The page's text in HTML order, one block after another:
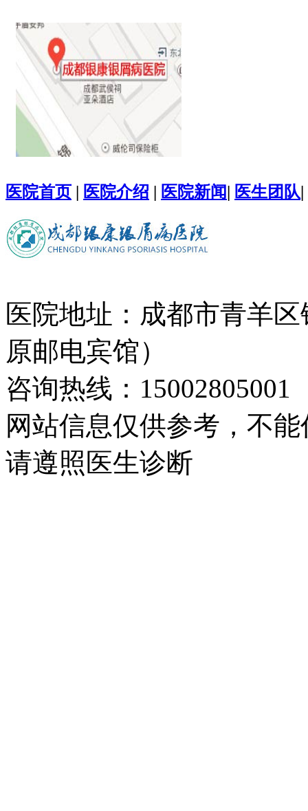
医院首页 | 医院介绍 | 医院新闻| 医生团队|
医院地址：成都市青羊
原邮电宾馆）
咨询热线：15002805001
网站信息仅供参考，不
请遵照医生诊断